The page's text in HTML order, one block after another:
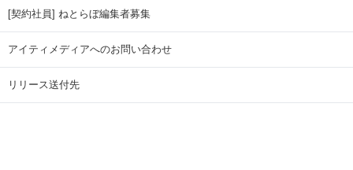
[契約社員] ねとらぼ編集者募集
アイティメディアへのお問い合わせ
リリース送付先